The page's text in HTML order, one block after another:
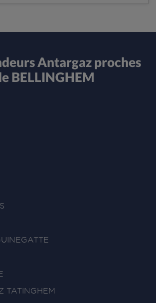
Antargaz proches
BELLINGHEM
TATINGHEM